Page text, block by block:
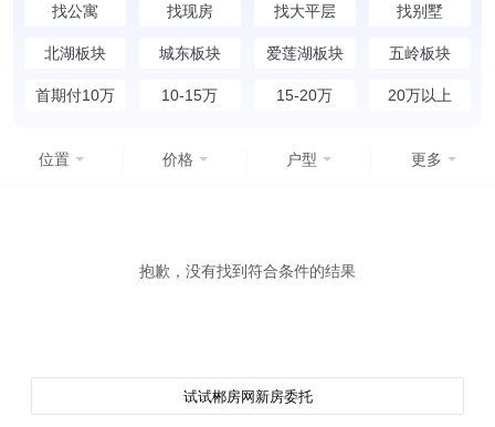
找公寓 找现房 找大平层 找别墅
北湖板块 城东板块 爱莲湖板块 五岭板块
首期付10万 10-15万 15-20万 20万以上
位置 价格 户型 更多
6500-7500元
抱歉，没有找到符合条件的结果
试试郴房网新房委托